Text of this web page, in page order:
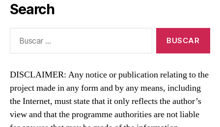
Search
DISCLAIMER: Any notice or publication relating to the
project made in any form and by any means, including
the Internet, must state that it only reflects the author’s
view and that the programme authorities are not liable